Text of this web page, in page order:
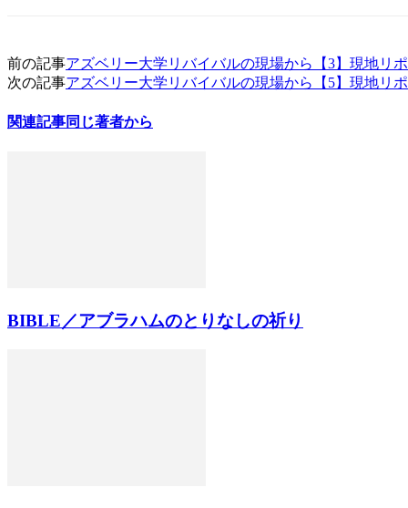
前の記事アズベリー大学リバイバルの現場から【3】現地リ
次の記事アズベリー大学リバイバルの現場から【5】現地リポ
関連記事同じ著者から
BIBLE／アブラハムのとりなしの祈り